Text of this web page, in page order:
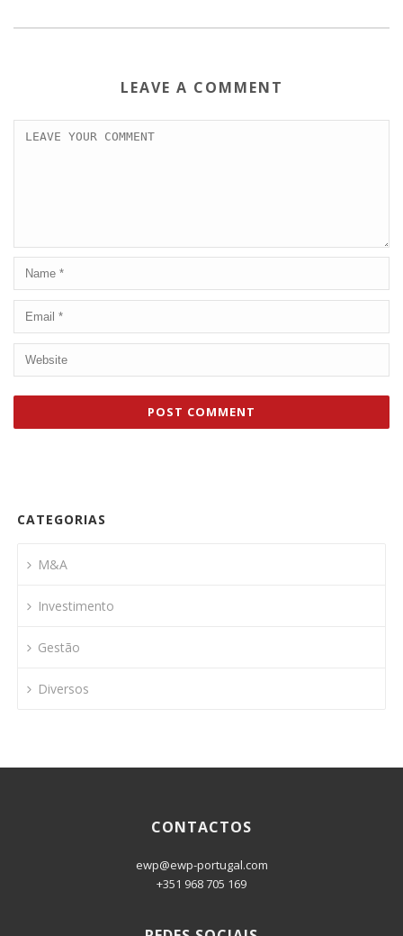
LEAVE A COMMENT
CATEGORIAS
M&A
Investimento
Gestão
Diversos
CONTACTOS
ewp@ewp-portugal.com
+351 968 705 169